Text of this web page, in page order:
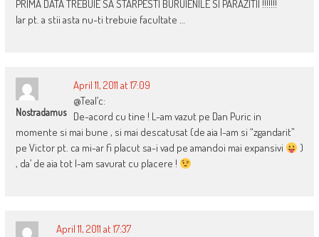
PRIMA DATA TREBUIE SA STARPESTI BURUIENILE SI PARAZITII !!!!!!!
Iar pt. a stii asta nu-ti trebuie facultate …
Nostradamus
April 11, 2011 at 17:09
@Teal’c:
De-acord cu tine ! L-am vazut pe Dan Puric in
momente si mai bune , si mai descatusat (de aia l-am si “zgandarit”
pe Victor pt. ca mi-ar fi placut sa-i vad pe amandoi mai expansivi
)
, da’ de aia tot l-am savurat cu placere !
April 11, 2011 at 17:37